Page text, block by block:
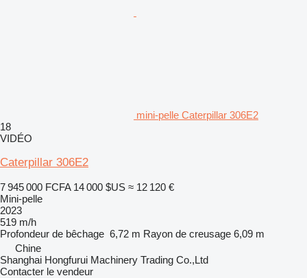
mini-pelle Caterpillar 306E2
18
VIDÉO
Caterpillar 306E2
7 945 000 FCFA 14 000 $US ≈ 12 120 €
Mini-pelle
2023
519 m/h
Profondeur de bêchage 6,72 m Rayon de creusage 6,09 m
Chine
Shanghai Hongfurui Machinery Trading Co.,Ltd
Contacter le vendeur